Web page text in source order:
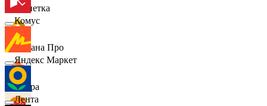
Монетка
Лемана Про
7 утра
Комус
Яндекс Маркет
Лента